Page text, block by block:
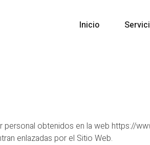
Inicio
obtenidos en la web https://
enlazadas por el Sitio Web.